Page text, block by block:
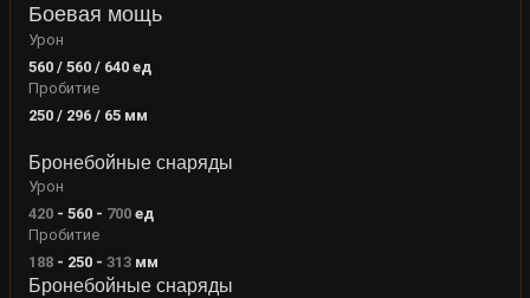
Боевая мощь
Урон
560 / 560 / 640 ед
Пробитие
250 / 296 / 65 мм
Бронебойные снаряды
Урон
420- 560- 700ед
Пробитие
188- 250- 313 мм
Бронебойные снаряды